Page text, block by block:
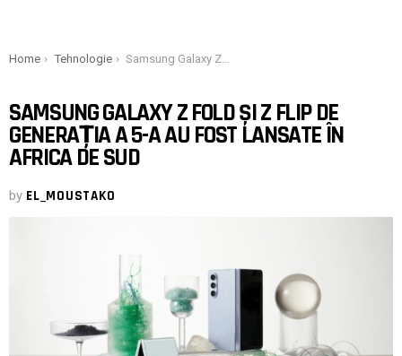
You are here:
Home Tehnologie Samsung Galaxy Z Fold și Z Flip de generația a 5-a au fost lansate în Africa de Sud
SAMSUNG GALAXY Z FOLD ȘI Z FLIP DE
GENERAȚIA A 5-A AU FOST LANSATE ÎN
AFRICA DE SUD
by EL_MOUSTAKO